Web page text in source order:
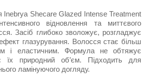
Inebrya Shecare Glazed Intense Treatment
відновлення та миттєвого
Засіб глибоко зволожує, розгладжує
глазурування. Волосся стає більш
і еластичним. Формула не обтяжує
їх природний об’єм. Підходить для
ламінуючого догляду.